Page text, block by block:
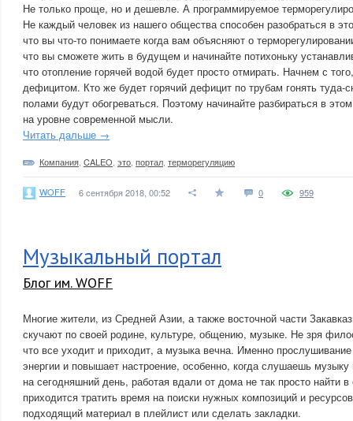
Не только проще, но и дешевле. А программируемое
Не каждый человек из нашего общества способен разобраться в
что вы что-то понимаете когда вам объясняют о
что вы сможете жить в будущем и начинайте потихоньку
что отопление горячей водой будет просто отмирать. Начнем с
дефицитом. Кто же будет горячий дефицит по трубам гонять туда-
полами будут обогреваться. Поэтому начинайте разбираться в
на уровне современной мысли.
Читать дальше →
Компания CALEO это портал терморегуляцию
WOFF 6 сентября 2018, 00:52 0 959
Музыкальный портал
Блог им. WOFF
Многие жители, из Средней Азии, а также восточной части
скучают по своей родине, культуре, общению, музыке. Не зря
что все уходит и приходит, а музыка вечна. Именно
энергии и повышает настроение, особенно, когда слушаешь
на сегодняшний день, работая вдали от дома не так просто найти
приходится тратить время на поиски нужных композиций и
подходящий материал в плейлист или сделать закладки.